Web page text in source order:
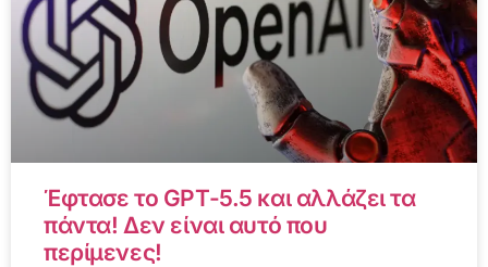
Έφτασε το GPT-5.5 και αλλάζει τα
πάντα! Δεν είναι αυτό που
περίμενες!